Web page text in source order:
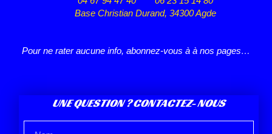
Base Christian Durand, 34300 Agde
Pour ne rater aucune info, abonnez-vous à à nos pages…
UNE QUESTION ? CONTACTEZ- NOUS